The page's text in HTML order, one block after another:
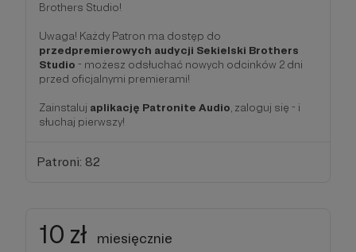
Brothers Studio!
Uwaga! Każdy Patron ma dostęp do
przedpremierowych audycji Sekielski Brothers
Studio - możesz odsłuchać nowych odcinków 2 dni
przed oficjalnymi premierami!
Zainstaluj aplikację Patronite Audio , zaloguj się - i
słuchaj pierwszy!
Patroni: 82
10 zł miesięcznie